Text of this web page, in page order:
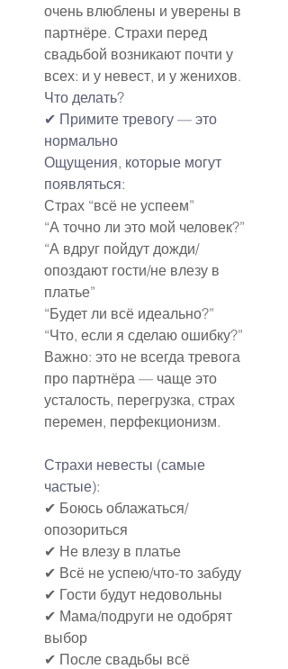
очень влюблены и уверены в
партнёре. Страхи перед
свадьбой возникают почти у
всех: и у невест, и у женихов.
Что делать?
✔ Примите тревогу — это
нормально
Ощущения, которые могут
появляться:
Страх “всё не успеем”
“А точно ли это мой человек?”
“А вдруг пойдут дожди/
опоздают гости/не влезу в
платье”
“Будет ли всё идеально?”
“Что, если я сделаю ошибку?”
Важно: это не всегда тревога
про партнёра — чаще это
усталость, перегрузка, страх
перемен, перфекционизм.
Страхи невесты (самые
частые):
✔ Боюсь облажаться/
опозориться
✔ Не влезу в платье
✔ Всё не успею/что-то забуду
✔ Гости будут недовольны
✔ Мама/подруги не одобрят
выбор
✔ После свадьбы всё